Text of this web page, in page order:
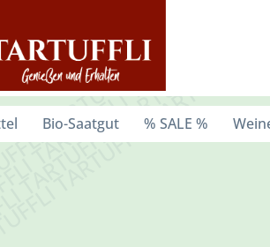
Bio-Saatgut % SALE %